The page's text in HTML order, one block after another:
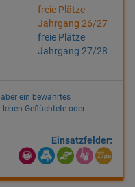
freie Plätze
Jahrgang 26/27
freie Plätze
Jahrgang 27/28
ein bewährtes
Geflüchtete oder
Einsatzfelder: